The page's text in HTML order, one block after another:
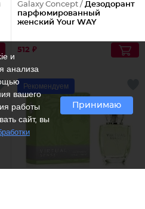
Galaxy Concept / Дезодорант
парфюмированный
женский Your WAY
512 ₽
Рекомендуем
и
анализа
вашего
работы
сайт, вы
Принимаю